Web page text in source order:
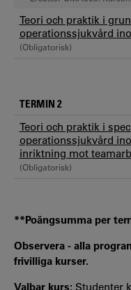
Teori och praktik i
operationssjukvård
(Obligatorisk)
TERMIN 2
Teori och praktik i
operationssjukvård
inriktning mot
(Obligatorisk)
**Poängsumma per
Observera - alla
frivilliga kurser.
Valbar kurs: Studenter